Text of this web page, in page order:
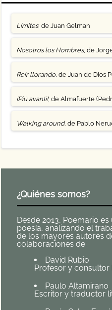
Límites, de Juan Gelman
Nosotros los Hombres, de
Reír llorando, de Juan de Dios
¡Più avanti!, de Almafuerte
Walking around, de Pablo
¿Quiénes somos?
Desde 2013, Poemario
poesía, analizando el
de los mayores autores
colaboraciones de:
David Rubio
Profesor y consultor
Paulo Altamirano
Escritor y traductor